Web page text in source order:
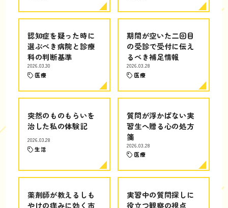
認知症を疑った時に
選ぶべき病院と診療
科の判断基準
2026.03.30
医療
期間が空いた二回目
の受診で受付に伝え
るべき補足情報
2026.03.28
医療
突然のものもらいを
治した私の体験記
2026.03.28
生活
質問が浮かばない実
習生へ贈る心の処方
箋
2026.03.28
医療
薬剤師が教えるしも
やけの痒みに効く市
実習中の質問探しに
役立つ観察の視点